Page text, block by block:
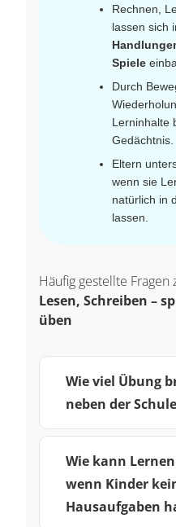
Rechnen,
lassen sich
Spiele
Durch
Lerninhalte
Gedächtnis.
Eltern
wenn sie
natürlich in
lassen.
Häufig gestellte Fragen
Lesen, Schreiben –
üben
Wie viel Übung
neben der
Wie kann
wenn Kinder
Hausaufgaben